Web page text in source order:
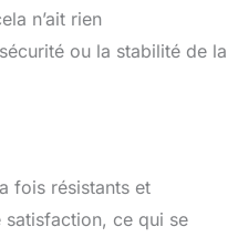
n’ait rien
ou la stabilité de la
fois résistants et
satisfaction, ce qui se